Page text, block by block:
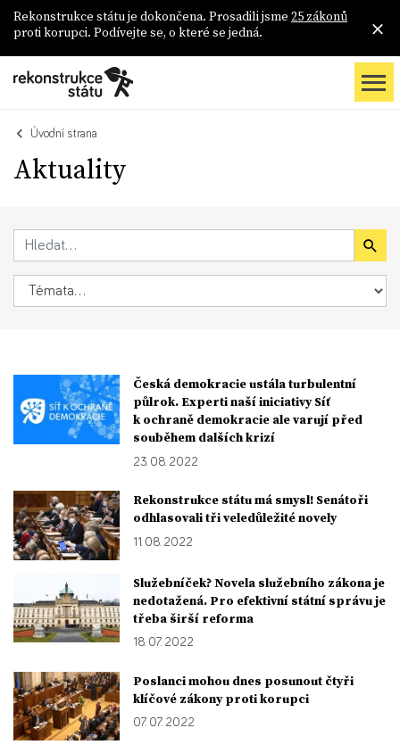
Rekonstrukce státu je dokončena. Prosadili jsme 25 zákonů
proti korupci. Podívejte se, o které se jedná.
Úvodní strana
Aktuality
Česká demokracie ustála turbulentní
půlrok. Experti naší iniciativy Síť
k ochraně demokracie ale varují před
souběhem dalších krizí
23. 08. 2022
Rekonstrukce státu má smysl! Senátoři
odhlasovali tři veledůležité novely
11. 08. 2022
Služebníček? Novela služebního zákona je
nedotažená. Pro efektivní státní správu je
třeba širší reforma
18. 07. 2022
Poslanci mohou dnes posunout čtyři
klíčové zákony proti korupci
07. 07. 2022